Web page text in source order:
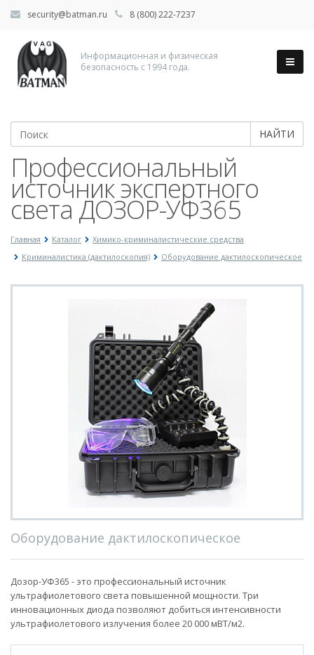
security@batman.ru 8 (800) 222-7237
Информационная и физическая
безопасность с 1994 года.
НАЙТИ
Профессиональный
источник экспертного
света ДОЗОР-УФ365
Главная Каталог
Химико-криминалистические средства
Криминалистика (дактилоскопия)
Оборудование дактилоскопическое
Оборудование дактилоскопическое
Дозор-УФ365 - это профессиональный источник
ультрафиолетового света повышенной мощности. Три
инновационных диода позволяют добиться интенсивности
ультрафиолетового излучения более 20 000 мВТ/м2.